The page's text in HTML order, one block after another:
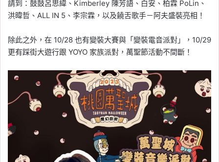
請到：鼓鼓呂思緯、Kimberley 陳芳語、白安、柏霖 PoLin、
洪暐哲、ALL IN 5、李宗霖，以及饒舌歌手－阿夫盛裝亮相！
除此之外，在 10/28 也有變裝大賽與「變裝電音派對」，10/29
更有踩街大遊行跟 YOYO 家族派對，萬聖節活動不間斷！